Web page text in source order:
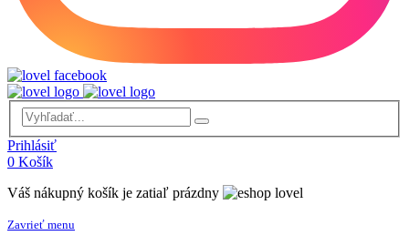
Prihlásiť
0 Košík
Váš nákupný košík je zatiaľ prázdny
Zavrieť menu